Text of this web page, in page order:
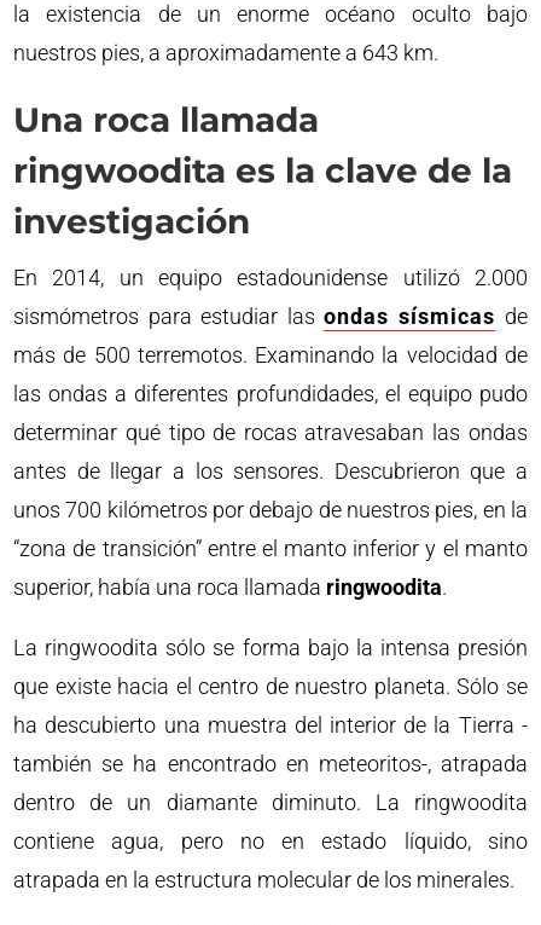
la existencia de un enorme océano oculto bajo
nuestros pies, a aproximadamente a 643 km.
Una roca llamada
ringwoodita es la clave de la
investigación
En 2014, un equipo estadounidense utilizó 2.000
sismómetros para estudiar las ondas sísmicas de
más de 500 terremotos. Examinando la velocidad de
las ondas a diferentes profundidades, el equipo pudo
determinar qué tipo de rocas atravesaban las ondas
antes de llegar a los sensores. Descubrieron que a
unos 700 kilómetros por debajo de nuestros pies, en la
“zona de transición” entre el manto inferior y el manto
superior, había una roca llamada ringwoodita.
La ringwoodita sólo se forma bajo la intensa presión
que existe hacia el centro de nuestro planeta. Sólo se
ha descubierto una muestra del interior de la Tierra -
también se ha encontrado en meteoritos-, atrapada
dentro de un diamante diminuto. La ringwoodita
contiene agua, pero no en estado líquido, sino
atrapada en la estructura molecular de los minerales.